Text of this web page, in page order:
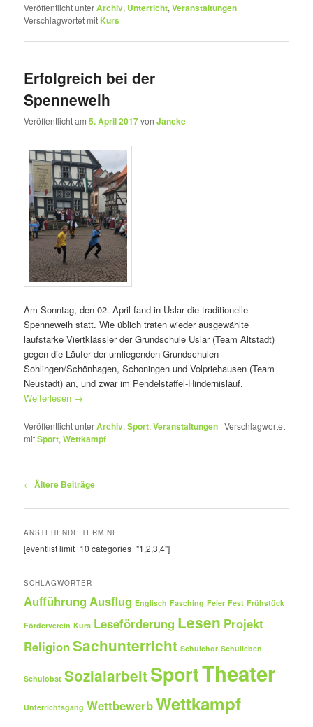
Veröffentlicht unterArchiv, Unterricht,Veranstaltungen |
Verschlagwortet mit Kurs
Erfolgreich bei der
Spenneweih
Veröffentlicht am5. April 2017vonJancke
Am Sonntag, den 02. April fand in Uslar die traditionelle
Spenneweih statt. Wie üblich traten wieder ausgewählte
laufstarke Viertklässler der Grundschule Uslar (Team Altstadt)
gegen die Läufer der umliegenden Grundschulen
Sohlingen/Schönhagen, Schoningen und Volpriehausen (Team
Neustadt) an, und zwar im Pendelstaffel-Hindernislauf.
Weiterlesen →
Veröffentlicht unterArchiv,Sport,Veranstaltungen |Verschlagwortet
mitSport,Wettkampf
Beitragsnavigation
← Ältere Beiträge
ANSTEHENDE TERMINE
[eventlist limit=10 categories="1,2,3,4"]
SCHLAGWÖRTER
Aufführung Ausflug Englisch Fasching Feier Fest Frühstück
Förderverein Kurs Leseförderung Lesen Projekt
ReligionSachunterricht Schulchor Schulleben
Schulobst SozialarbeitSportTheater
Unterrichtsgang WettbewerbWettkampf